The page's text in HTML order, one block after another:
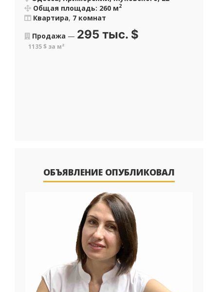
Общая площадь: 260 м2
Квартира, 7 комнат
Продажа — 295 тыс. $
1135 $ за м²
ОБЪЯВЛЕНИЕ ОПУБЛИКОВАЛ